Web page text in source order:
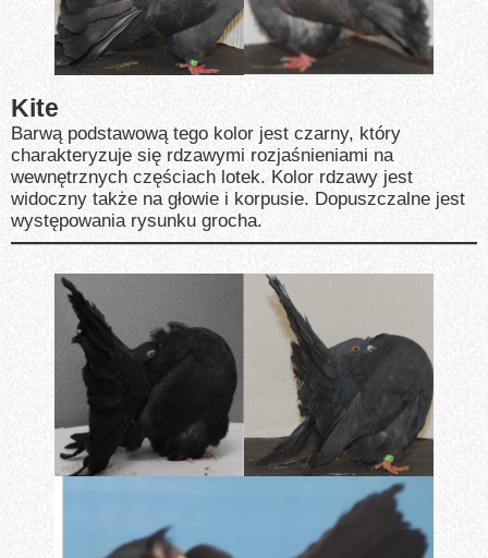
Kite
Barwą podstawową tego kolor jest czarny, który
charakteryzuje się rdzawymi rozjaśnieniami na
wewnętrznych częściach lotek. Kolor rdzawy jest
widoczny także na głowie i korpusie. Dopuszczalne jest
występowania rysunku grocha.